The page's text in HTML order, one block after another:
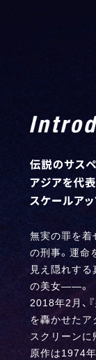
無実の罪を着
の刑事。運命
見え隠れす
の美女――。
2018年2月、
を轟かせたア
スクリーンに
原作は1974